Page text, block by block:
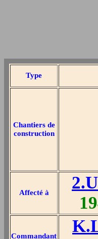
Type
Chantiers de
construction
Affecté à
Commandant